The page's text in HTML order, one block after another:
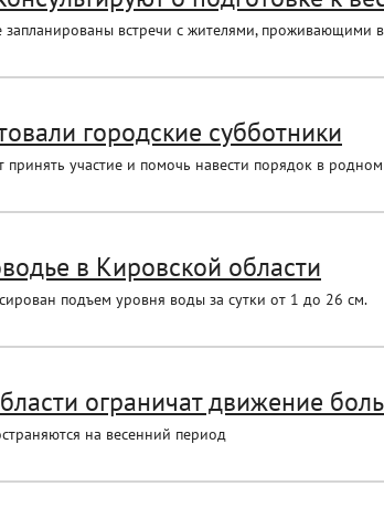
встречи с жителями, проживающими
городские субботники
участие и помочь навести порядок в
в Кировской области
подъем уровня воды за сутки от 1 до 26 см.
ограничат движение
на весенний период